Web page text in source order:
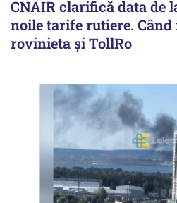
CNAIR clarifică data de
noile tarife rutiere.
rovinieta și TollRo